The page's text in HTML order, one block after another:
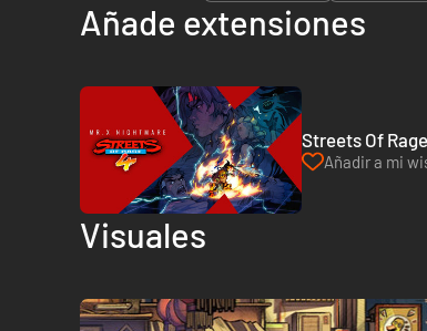
Añade extensiones
Streets Of
Añadir a mi
Visuales